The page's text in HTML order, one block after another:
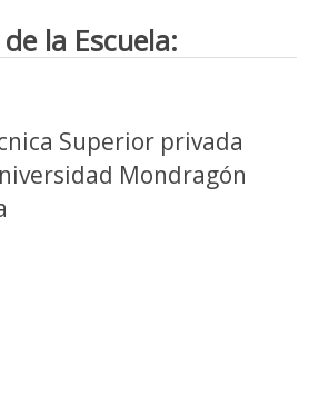
la Escuela:
Superior privada
Mondragón